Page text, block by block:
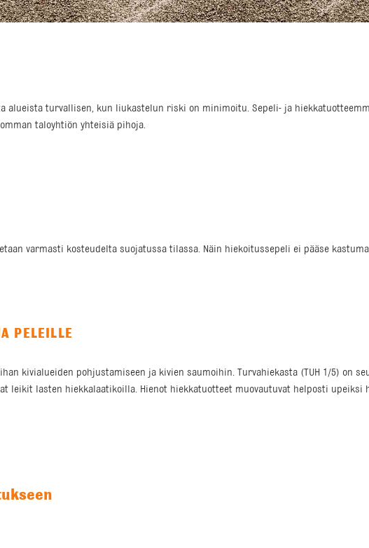
alueista turvallisen, kun liukastelun riski on minimoitu. Sepeli- ja
taloyhtiön yhteisiä pihoja.
varmasti kosteudelta suojatussa tilassa. Näin hiekoitussepeli ei pääse
PELEILLE
kivialueiden pohjustamiseen ja kivien saumoihin. Turvahiekasta (TUH 1/5) on
leikit lasten hiekkalaatikoilla. Hienot hiekkatuotteet muovautuvat helposti upeiksi